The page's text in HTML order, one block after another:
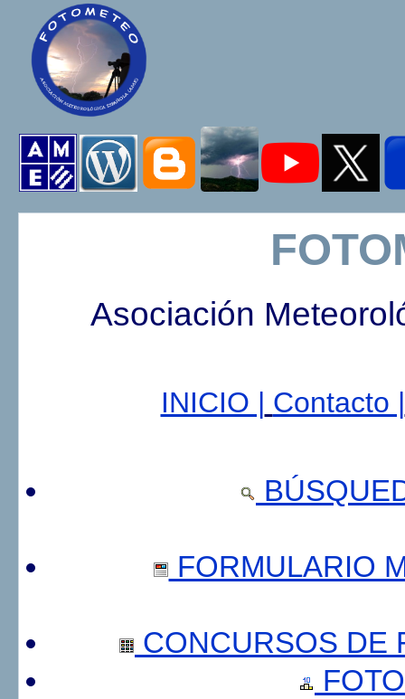
Asociación
INICIO | Contacto |
FORMULARIO
CONCURSOS DE